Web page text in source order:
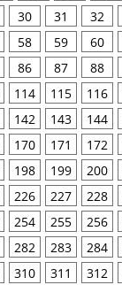
30 31 32
58 59 60
86 87 88
114 115 116
142 143 144
170 171 172
198 199 200
226 227 228
254 255 256
282 283 284
310 311 312